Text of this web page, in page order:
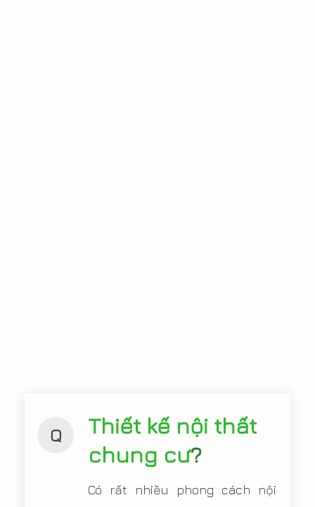
Q
Thiết kế nội thất
chung cư?
Có rất nhiều phong cách nội